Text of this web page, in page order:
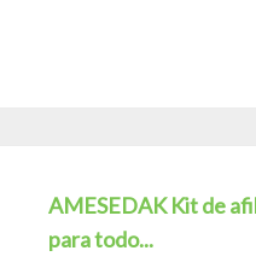
AMESEDAK Kit de
para todo...